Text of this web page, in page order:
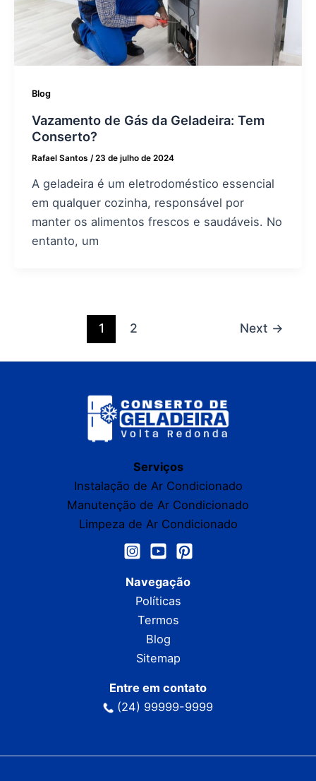
Blog
Vazamento de Gás da Geladeira: Tem
Conserto?
Rafael Santos /23 de julho de 2024
A geladeira é um eletrodoméstico essencial
em qualquer cozinha, responsável por
manter os alimentos frescos e saudáveis. No
entanto, um
1 2 Next →
Serviços
Instalação de Ar Condicionado
Manutenção de Ar Condicionado
Limpeza de Ar Condicionado
Navegação
Políticas
Termos
Blog
Sitemap
Entre em contato
(24) 99999-9999